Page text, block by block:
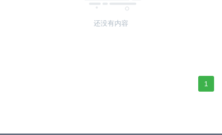
还没有内容
1